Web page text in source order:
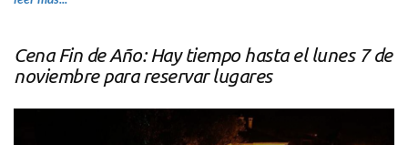
Cena Fin de Año: Hay tiempo hasta el lunes 7 de
noviembre para reservar lugares